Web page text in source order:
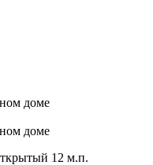
доме
доме
12 м.п.